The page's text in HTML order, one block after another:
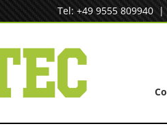
Tel: +49 9555 809940